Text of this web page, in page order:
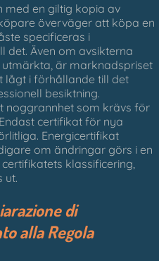
med en giltig kopia av
överväger att köpa en
specificeras i
det. Även om avsikterna
är marknadspriset
lågt i förhållande till det
besiktning.
noggrannhet som krävs för
certifikat för nya
Energicertifikat
om ändringar görs i en
klassificering,
ut.
di
alla Regola